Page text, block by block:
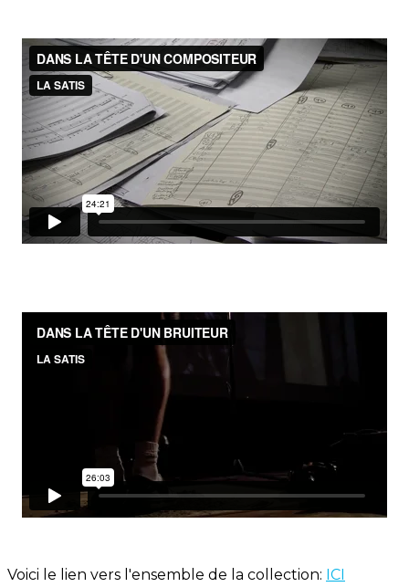
Voici le lien vers l'ensemble de la collection: ICI